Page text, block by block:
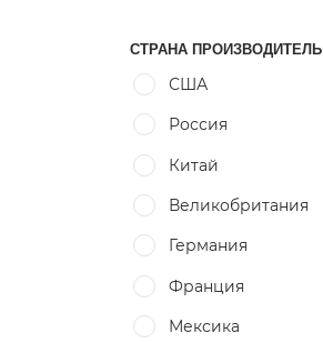
СТРАНА ПРОИЗВОДИТЕЛЬ
США
Россия
Китай
Великобритания
Германия
Франция
Мексика